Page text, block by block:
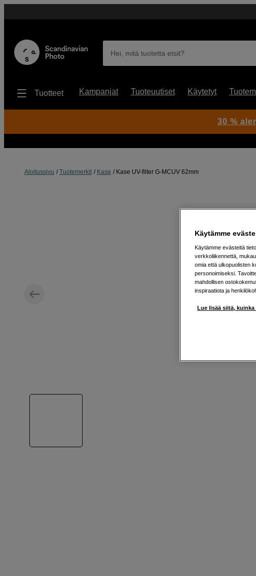
Hei, mitä tuotetta etsit?
Tuotteet Kampanjat Tuoteuutiset Käytetyt
Aloitussivu Tuotemerkit Kase Kase UV-filter G-MCUV 62mm
30 %
Käytämme
Käytämme evästeitä
verkkoliikennettä,
omia että ulkopuolisten
personoimiseksi.
mahdollisen
inspiraatiota ja
Lue lisää siitä,